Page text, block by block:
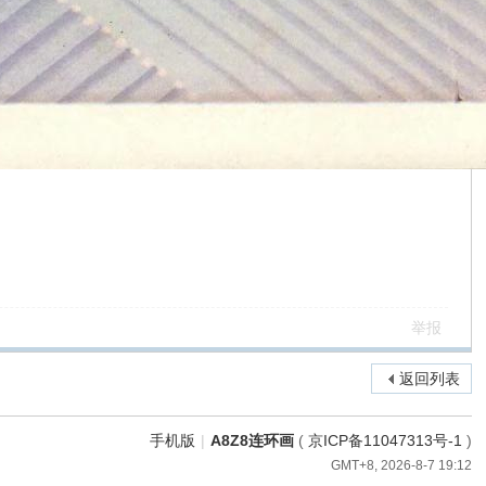
举报
返回列表
手机版 | A8Z8连环画( 京ICP备11047313号-1 )
GMT+8, 2026-8-7 19:12